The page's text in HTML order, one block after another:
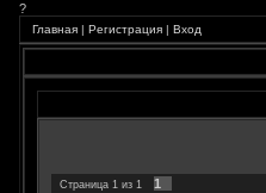
?
Главная | Регистрация | Вход
Страница 1 из 1 1